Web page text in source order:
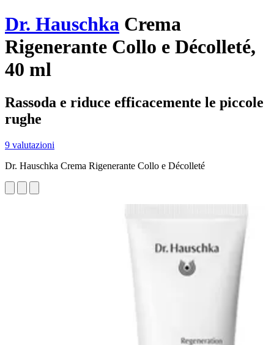
Dr. Hauschka Crema
Rigenerante Collo e Décolleté,
40 ml
Rassoda e riduce efficacemente le piccole
rughe
9 valutazioni
Dr. Hauschka Crema Rigenerante Collo e Décolleté